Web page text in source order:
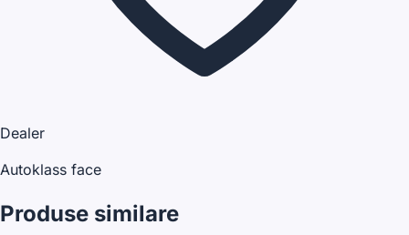
Dealer
Autoklass face
Produse similare